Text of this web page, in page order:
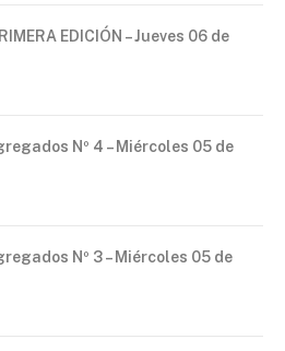
EDICIÓN – Jueves 06 de
Nº 4 – Miércoles 05 de
Nº 3 – Miércoles 05 de